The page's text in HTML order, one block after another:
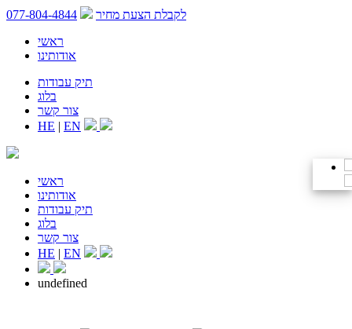
לקבלת הצעת מחיר
077-804-4844
ראשי
אודותינו
תיק עבודות
בלוג
צור קשר
HE | EN
ראשי
אודותינו
תיק עבודות
בלוג
צור קשר
HE | EN
undefined